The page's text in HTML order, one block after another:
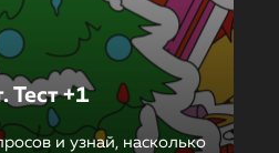
Тест +1
и узнай, насколько